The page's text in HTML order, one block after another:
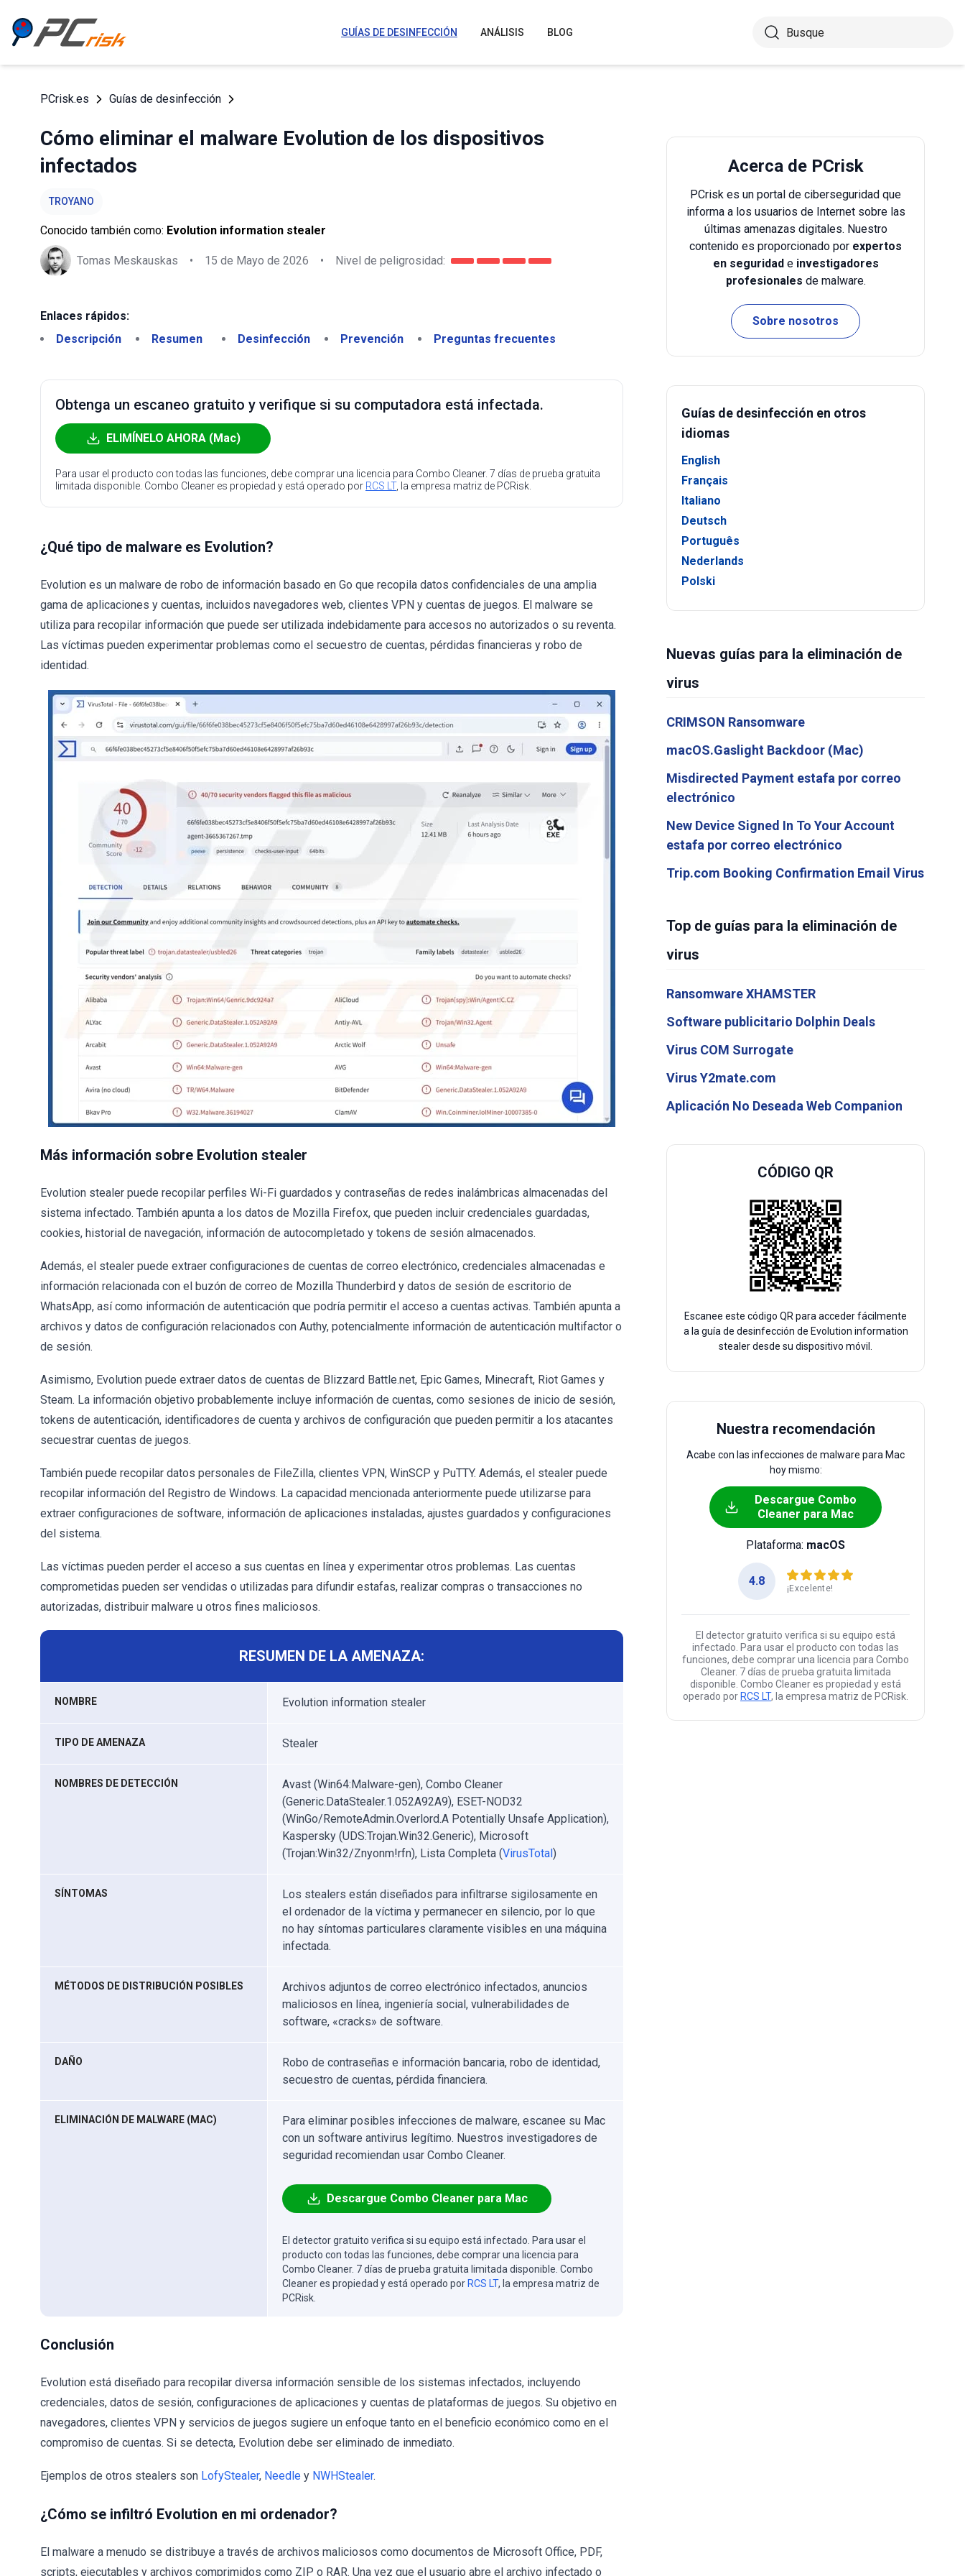
GUÍAS DE DESINFECCIÓN ANÁLISIS BLOG
PCrisk.es Guías de desinfección
Cómo eliminar el malware Evolution de los dispositivos
infectados
TROYANO
Conocido también como: Evolution information stealer
Tomas Meskauskas • 15 de Mayo de 2026 • Nivel de peligrosidad:
Enlaces rápidos:
Descripción
Resumen Desinfección Prevención Preguntas frecuentes
Obtenga un escaneo gratuito y verifique si su computadora está infectada.
ELIMÍNELO AHORA (Mac)
Para usar el producto con todas las funciones, debe comprar una licencia para Combo Cleaner. 7 días de prueba gratuita
limitada disponible. Combo Cleaner es propiedad y está operado por RCS LT, la empresa matriz de PCRisk.
¿Qué tipo de malware es Evolution?
Evolution es un malware de robo de información basado en Go que recopila datos confidenciales de una amplia
gama de aplicaciones y cuentas, incluidos navegadores web, clientes VPN y cuentas de juegos. El malware se
utiliza para recopilar información que puede ser utilizada indebidamente para accesos no autorizados o su reventa.
Las víctimas pueden experimentar problemas como el secuestro de cuentas, pérdidas financieras y robo de
identidad.
Más información sobre Evolution stealer
Evolution stealer puede recopilar perfiles Wi-Fi guardados y contraseñas de redes inalámbricas almacenadas del
sistema infectado. También apunta a los datos de Mozilla Firefox, que pueden incluir credenciales guardadas,
cookies, historial de navegación, información de autocompletado y tokens de sesión almacenados.
Además, el stealer puede extraer configuraciones de cuentas de correo electrónico, credenciales almacenadas e
información relacionada con el buzón de correo de Mozilla Thunderbird y datos de sesión de escritorio de
WhatsApp, así como información de autenticación que podría permitir el acceso a cuentas activas. También apunta a
archivos y datos de configuración relacionados con Authy, potencialmente información de autenticación multifactor o
de sesión.
Asimismo, Evolution puede extraer datos de cuentas de Blizzard Battle.net, Epic Games, Minecraft, Riot Games y
Steam. La información objetivo probablemente incluye información de cuentas, como sesiones de inicio de sesión,
tokens de autenticación, identificadores de cuenta y archivos de configuración que pueden permitir a los atacantes
secuestrar cuentas de juegos.
También puede recopilar datos personales de FileZilla, clientes VPN, WinSCP y PuTTY. Además, el stealer puede
recopilar información del Registro de Windows. La capacidad mencionada anteriormente puede utilizarse para
extraer configuraciones de software, información de aplicaciones instaladas, ajustes guardados y configuraciones
del sistema.
Las víctimas pueden perder el acceso a sus cuentas en línea y experimentar otros problemas. Las cuentas
comprometidas pueden ser vendidas o utilizadas para difundir estafas, realizar compras o transacciones no
autorizadas, distribuir malware u otros fines maliciosos.
RESUMEN DE LA AMENAZA:
NOMBRE Evolution information stealer
TIPO DE AMENAZA Stealer
NOMBRES DE DETECCIÓN
Avast (Win64:Malware-gen), Combo Cleaner
(Generic.DataStealer.1.052A92A9), ESET-NOD32
(WinGo/RemoteAdmin.Overlord.A Potentially Unsafe Application),
Kaspersky (UDS:Trojan.Win32.Generic), Microsoft
(Trojan:Win32/Znyonm!rfn), Lista Completa (VirusTotal)
SÍNTOMAS
Los stealers están diseñados para infiltrarse sigilosamente en
el ordenador de la víctima y permanecer en silencio, por lo que
no hay síntomas particulares claramente visibles en una máquina
infectada.
MÉTODOS DE DISTRIBUCIÓN POSIBLES
Archivos adjuntos de correo electrónico infectados, anuncios
maliciosos en línea, ingeniería social, vulnerabilidades de
software, «cracks» de software.
DAÑO
Robo de contraseñas e información bancaria, robo de identidad,
secuestro de cuentas, pérdida financiera.
ELIMINACIÓN DE MALWARE (MAC)
Para eliminar posibles infecciones de malware, escanee su Mac
con un software antivirus legítimo. Nuestros investigadores de
seguridad recomiendan usar Combo Cleaner.
Descargue Combo Cleaner para Mac
El detector gratuito verifica si su equipo está infectado. Para usar el
producto con todas las funciones, debe comprar una licencia para
Combo Cleaner. 7 días de prueba gratuita limitada disponible. Combo
Cleaner es propiedad y está operado por RCS LT, la empresa matriz de
PCRisk.
Conclusión
Evolution está diseñado para recopilar diversa información sensible de los sistemas infectados, incluyendo
credenciales, datos de sesión, configuraciones de aplicaciones y cuentas de plataformas de juegos. Su objetivo en
navegadores, clientes VPN y servicios de juegos sugiere un enfoque tanto en el beneficio económico como en el
compromiso de cuentas. Si se detecta, Evolution debe ser eliminado de inmediato.
Ejemplos de otros stealers son LofyStealer, Needle y NWHStealer.
¿Cómo se infiltró Evolution en mi ordenador?
El malware a menudo se distribuye a través de archivos maliciosos como documentos de Microsoft Office, PDF,
scripts, ejecutables y archivos comprimidos como ZIP o RAR. Una vez que el usuario abre el archivo infectado o
Acerca de PCrisk
PCrisk es un portal de ciberseguridad que
informa a los usuarios de Internet sobre las
últimas amenazas digitales. Nuestro
contenido es proporcionado por expertos
en seguridade investigadores
profesionales de malware.
Sobre nosotros
Guías de desinfección en otros
idiomas
English
Français
Italiano
Deutsch
Português
Nederlands
Polski
Nuevas guías para la eliminación de
virus
CRIMSON Ransomware
macOS.Gaslight Backdoor (Mac)
Misdirected Payment estafa por correo
electrónico
New Device Signed In To Your Account
estafa por correo electrónico
Trip.com Booking Confirmation Email Virus
Top de guías para la eliminación de
virus
Ransomware XHAMSTER
Software publicitario Dolphin Deals
Virus COM Surrogate
Virus Y2mate.com
Aplicación No Deseada Web Companion
CÓDIGO QR
Escanee este código QR para acceder fácilmente
a la guía de desinfección de Evolution information
stealer desde su dispositivo móvil.
Nuestra recomendación
Acabe con las infecciones de malware para Mac
hoy mismo:
Descargue Combo
Cleaner para Mac
Plataforma: macOS
4.8
¡Excelente!
El detector gratuito verifica si su equipo está
infectado. Para usar el producto con todas las
funciones, debe comprar una licencia para Combo
Cleaner. 7 días de prueba gratuita limitada
disponible. Combo Cleaner es propiedad y está
operado por RCS LT, la empresa matriz de PCRisk.